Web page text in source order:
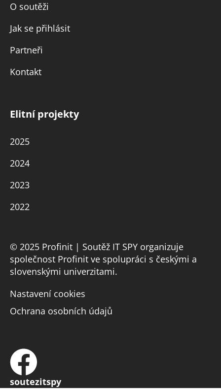
O soutěži
Jak se přihlásit
Partneři
Kontakt
Elitní projekty
2025
2024
2023
2022
© 2025 Profinit | Soutěž IT SPY organizuje
společnost Profinit ve spolupráci s českými a
slovenskými univerzitami.
Nastavení cookies
Ochrana osobních údajů
soutezitspy